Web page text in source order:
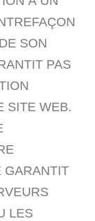
SON
PAS
SITE WEB.
GARANTIT
LES